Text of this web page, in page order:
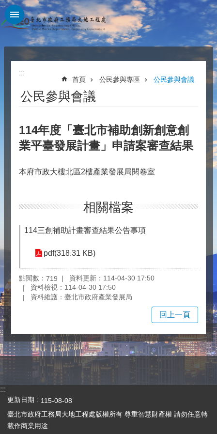
跳到主要內容區塊
:::
:::
首頁 公民參與專區 公民參與會議
公民參與會議
114年度「臺北市補助創新創意創
業平臺發展計畫」申請案審查結果
本府市政大樓北區2樓產業發展局閱卷室
相關檔案
114三創補助計畫審查結果公告事項
pdf(318.31 KB)
點閱數： 719
資料更新：114-04-30 17:50
資料檢視：114-04-30 17:50
資料維護：臺北市政府產業發展局
回上一頁
:::
更新日期
115-08-08
臺北市政府工務局大地工程處版權所有 尊重智慧財產權 請勿任意轉
載作商業用途